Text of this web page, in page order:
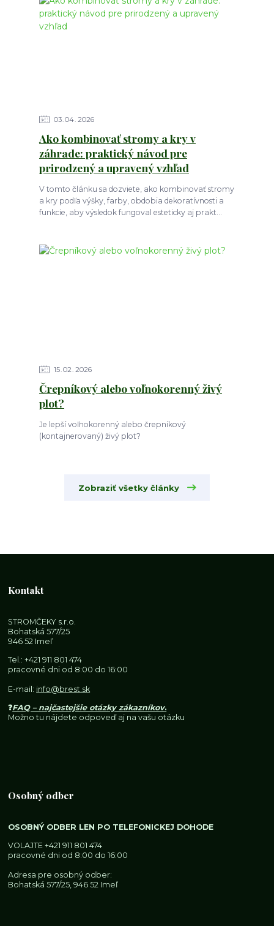
03 04 2026
Ako kombinovať stromy a kry v
záhrade: praktický návod pre
prirodzený a upravený vzhľad
V tomto článku sa dozviete, ako kombinovať stromy
a kry podľa výšky, farby, obdobia dekoratívnosti a
funkcie, aby výsledok fungoval esteticky aj prakt...
15 02 2026
Črepníkový alebo voľnokorenný živý
plot?
Je lepší voľnokorenný alebo črepníkový
(kontajnerovaný) živý plot?
Zobraziť všetky články
Kontakt
STROMČEKY s.r.o.
Bohatská 577/25
946 52 Imeľ
Tel.:+421 911 801 474
pracovné dni od 8:00 do 16:00
E-mail: info@brest.sk
❓FAQ – najčastejšie otázky zákazníkov.
Možno tu nájdete odpoveď aj na vašu otázku
Osobný odber
OSOBNÝ ODBER LEN PO TELEFONICKEJ DOHODE
VOLAJTE+421 911 801 474
pracovné dni od 8:00 do 16:00
Adresa pre osobný odber:
Bohatská 577/25, 946 52 Imeľ